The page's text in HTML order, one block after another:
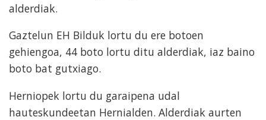
alderdiak.
Gaztelun EH Bilduk lortu du ere botoen
gehiengoa, 44 boto lortu ditu alderdiak, iaz baino
boto bat gutxiago.
Herniopek lortu du garaipena udal
hauteskundeetan Hernialden. Alderdiak aurten